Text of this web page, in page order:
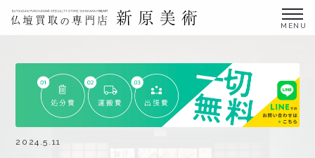
仏壇買取サービス
買取ステップ・お仏壇処分の流れ
ブログ
2024.5.11